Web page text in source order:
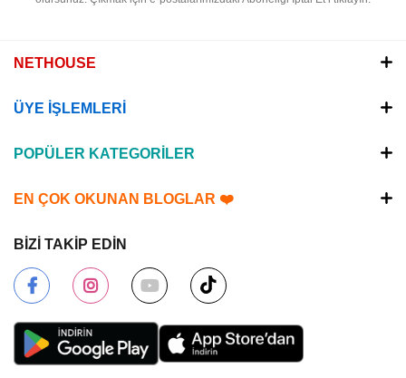
NETHOUSE
ÜYE İŞLEMLERİ
POPÜLER KATEGORİLER
EN ÇOK OKUNAN BLOGLAR ❤️
BİZİ TAKİP EDİN